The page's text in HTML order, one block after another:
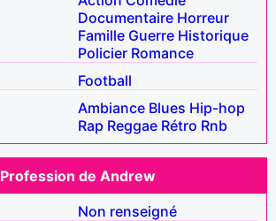
Documentaire Horreur
Famille Guerre Historique
Policier Romance
Football
Ambiance Blues Hip-hop
Rap Reggae Rétro Rnb
Profession de Andrew
Non renseigné